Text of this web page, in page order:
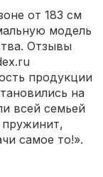
от 183 см
модель
Отзывы
продукции
на
всей семьей
самое то!».